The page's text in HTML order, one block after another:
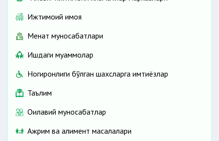
Ижтимоий ҳимоя
Меҳнат муносабатлари
Ишдаги муаммолар
Ногиронлиги бўлган шахсларга имтиёзлар
Таълим
Оилавий муносабатлар
Ажрим ва алимент масалалари